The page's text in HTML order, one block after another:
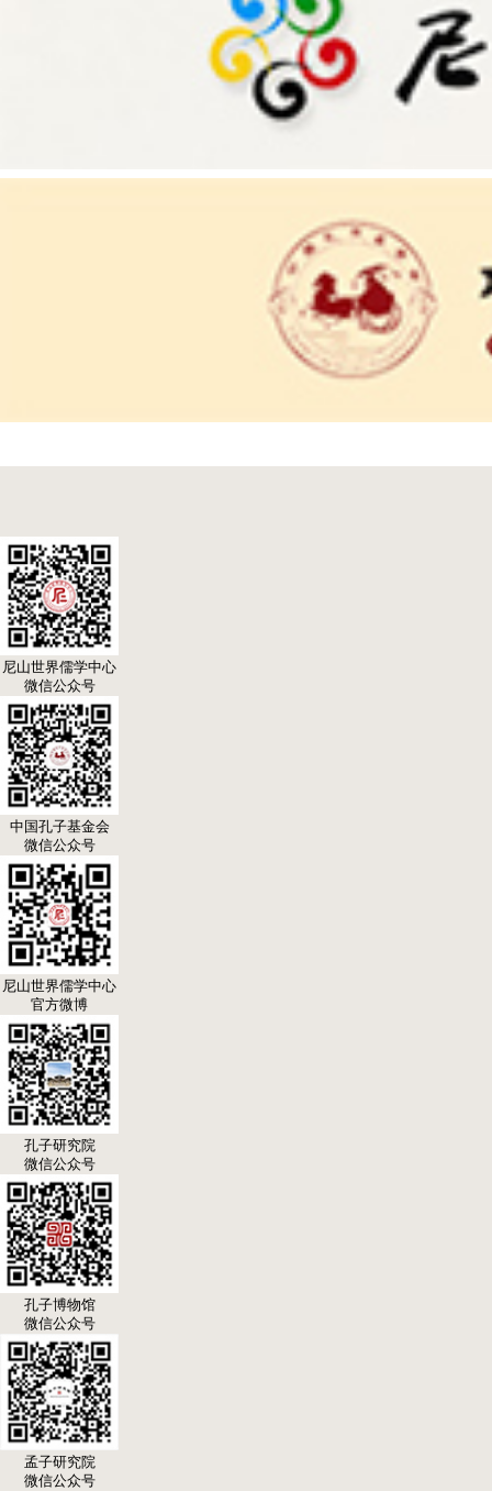
尼山世界儒学中心
微信公众号
中国孔子基金会
微信公众号
尼山世界儒学中心
官方微博
孔子研究院
微信公众号
孔子博物馆
微信公众号
孟子研究院
微信公众号